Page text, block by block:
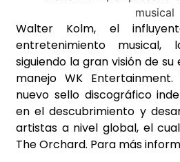
Walter Kolm, el
entretenimiento musical,
siguiendo la gran visión de
manejo WK
nuevo sello discográfico
en el descubrimiento y
artistas a nivel global, el
The Orchard. Para más